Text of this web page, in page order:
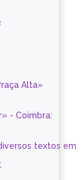
Alta»
- Coimbra:
textos em